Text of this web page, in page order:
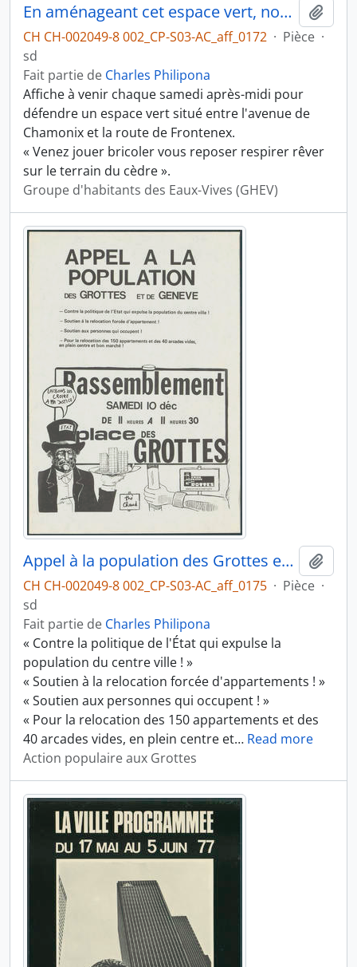
En aménageant cet espace vert, nous luttons pour le conserver
CH CH-002049-8 002_CP-S03-AC_aff_0172 · Pièce ·
sd
Fait partie de Charles Philipona
Affiche à venir chaque samedi après-midi pour
défendre un espace vert situé entre l'avenue de
Chamonix et la route de Frontenex.
« Venez jouer bricoler vous reposer respirer rêver
sur le terrain du cèdre ».
Groupe d'habitants des Eaux-Vives (GHEV)
Appel à la population des Grottes et de Genève
CH CH-002049-8 002_CP-S03-AC_aff_0175 · Pièce ·
sd
Fait partie de Charles Philipona
« Contre la politique de l'État qui expulse la
population du centre ville ! »
« Soutien à la relocation forcée d'appartements ! »
« Soutien aux personnes qui occupent ! »
« Pour la relocation des 150 appartements et des
40 arcades vides, en plein centre et… Read more
Action populaire aux Grottes